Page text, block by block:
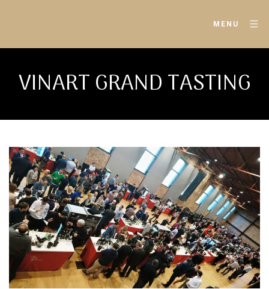
MENU
VINART GRAND TASTING